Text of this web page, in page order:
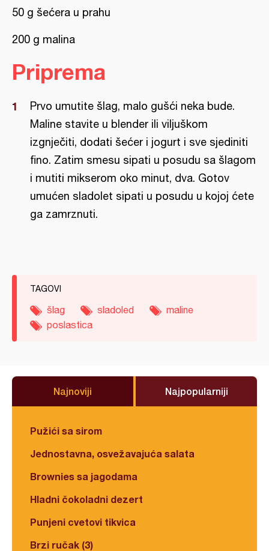
50 g šećera u prahu
200 g malina
Priprema
Prvo umutite šlag, malo gušći neka bude.
Maline stavite u blender ili viljuškom
izgnječiti, dodati šećer i jogurt i sve sjediniti
fino. Zatim smesu sipati u posudu sa šlagom
i mutiti mikserom oko minut, dva. Gotov
umućen sladolet sipati u posudu u kojoj ćete
ga zamrznuti.
TAGOVI
šlag sladoled
maline
poslastica
Najnoviji Najpopularniji
Pužići sa sirom
Jednostavna, osvežavajuća salata
Brownies sa jagodama
Hladni čokoladni dezert
Punjeni cvetovi tikvica
Brzi ručak (3)